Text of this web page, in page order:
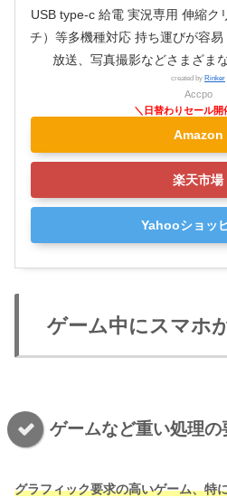
USB type-c 給電 実況専用 伸縮ク
チ）等多機種対応 持ち運びが容
放送、写真撮影などさまざま
created by Rinker
Accpo
Amazon
楽天市場
Yahooショッ
ゲーム中にスマホ
ゲームなど重い処理の
グラフィック要求の高いゲーム、特